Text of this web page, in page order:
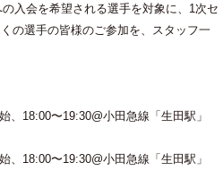
入会を希望される選手を対象に、1次セ
の選手の皆様のご参加を、スタッフ一
、18:00〜19:30@小田急線「生田駅」
、18:00〜19:30@小田急線「生田駅」